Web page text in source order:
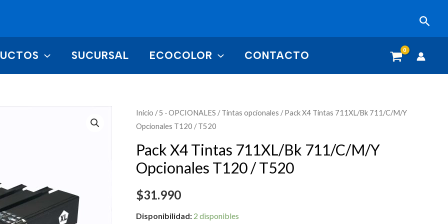
SUCURSAL ECOCOLOR CONTACTO
Inicio /5 · OPCIONALES /Tintas opcionales / Pack X4 Tintas 711XL/Bk 711/C/M/Y
Opcionales T120 / T520
Pack X4 Tintas 711XL/Bk 711/C/M/Y
Opcionales T120 / T520
$31.990
Disponibilidad: 2 disponibles
Pack
X4
711XL/Bk
711/C/M/Y
T120
/